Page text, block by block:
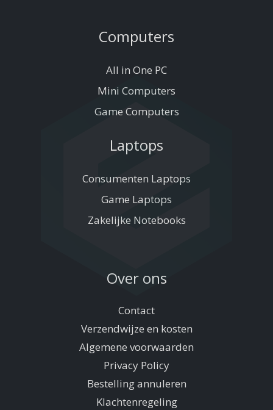
Computers
All in One PC
Mini Computers
Game Computers
Laptops
Consumenten Laptops
Game Laptops
Zakelijke Notebooks
Over ons
Contact
Verzendwijze en kosten
Algemene voorwaarden
Privacy Policy
Bestelling annuleren
Klachtenregeling